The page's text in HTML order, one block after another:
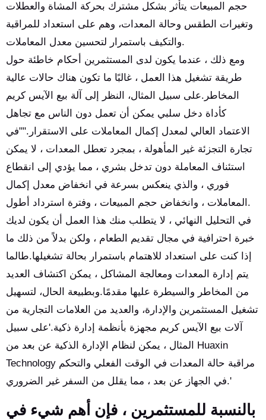
حجم المبيعات يتأثر بشكل مشترك بحركة المشاة والعطلات
وتغيرات الطقس وحالة المعدات، وهم على استعداد للمراقبة
والتكيف باستمرار لتحسين معدل المعاملات.
ومع ذلك ، عندما يكون لدى المستثمرين أحكام خاطئة حول
طريقة تشغيل هذا العمل ، غالبًا ما تكون هناك حالات عالية
المخاطر.على سبيل المثال، النظر إلى آلة بيع الآيس كريم
كأداة دخل سلبي يمكن أن تعمل دون الناس مع تجاهل
الاعتماد العالي لمعدل إكمال المعاملات على الاستقرار.""في
تجارة التجزئة غير المأهولة ، بمجرد تعطل المعدات ، لا يمكن
استئناف المعاملة دون تدخل بشري ، مما يؤدي إلى انقطاع
فوري ، والذي ينعكس بسرعة في انخفاض معدل إكمال
المعاملات ، وانخفاض حجم المبيعات ، وفترة استرداد أطول.
في التحليل النهائي ، لا يتطلب منك هذا العمل أن يكون لديك
خبرة احترافية في مجال تقديم الطعام ، ولكن بدلاً من ذلك ما
إذا كنت على استعداد للاهتمام باستمرار بحالة تشغيلها.طالما
يتم إدارة المعدات ومعالجة المشاكل ، يمكن اكتشاف العديد
من المخاطر والسيطرة عليها مقدمًا.وبطبيعة الحال، لتسهيل
تشغيل المستثمرين والإدارة، والعديد من العلامات التجارية من
آلات بيع الآيس كريم مجهزة بأنظمة إدارة ذكية.'على سبيل
المثال ، يمكن لنظام الإدارة الذكية عن بعد من Huaxin
Technology مراقبة حالة المعدات في الوقت الفعلي والتحكم
في الجهاز عن بعد ، مما يقلل من السفر غير الضروري.'
بالنسبة للمستثمرين ، فإن أهم شيء في